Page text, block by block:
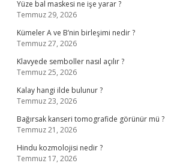
Yüze bal maskesi ne işe yarar ?
Temmuz 29, 2026
Kümeler A ve B’nin birleşimi nedir ?
Temmuz 27, 2026
Klavyede semboller nasıl açılır ?
Temmuz 25, 2026
Kalay hangi ilde bulunur ?
Temmuz 23, 2026
Bağırsak kanseri tomografide görünür mü ?
Temmuz 21, 2026
Hindu kozmolojisi nedir ?
Temmuz 17, 2026